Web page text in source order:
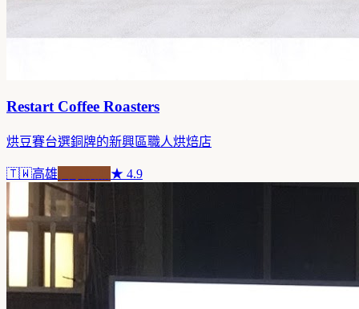
Restart Coffee Roasters
烘豆賽台選銅牌的新興區職人烘焙店
🇹🇼高雄 ★ 4.9